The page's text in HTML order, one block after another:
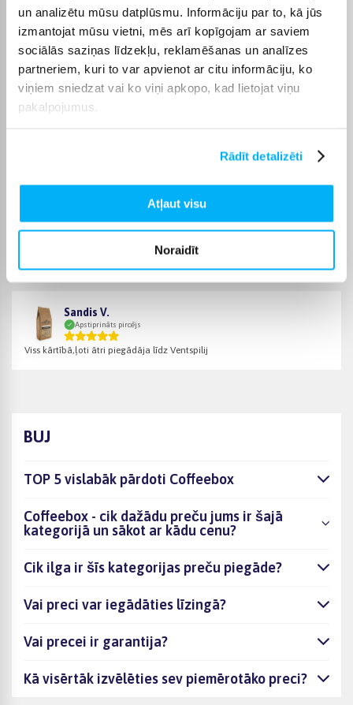
un analizētu mūsu datplūsmu. Informāciju par to, kā jūs
izmantojat mūsu vietni, mēs arī kopīgojam ar saviem
sociālās saziņas līdzekļu, reklamēšanas un analīzes
partneriem, kuri to var apvienot ar citu informāciju, ko
viņiem sniedzat vai ko viņi apkopo, kad lietojat viņu
pakalpojumus.
Rādīt detalizēti
Atļaut visu
Noraidīt
piegādes termiņu vienmēr atradīsiet konkrētās preces lapā.
Izvēloties piemērotu preci no kategorijas Coffeebox, varat
rēķināties ar skaidri norādītu piegādes termiņu un ērtu
saņemšanas veidu. Pasūtīto preci piegādāsim norādītajā laikā,
lai pirkumu internetā varētu saņemt bez liekas kavēšanās.
Armands V.
Sandis V.
Apstiprināts pircējs
Viss kārtībā,ļoti ātri piegādāja līdz Ventspilij
BUJ
TOP 5 vislabāk pārdoti Coffeebox
Coffeebox - cik dažādu preču jums ir šajā
kategorijā un sākot ar kādu cenu?
Cik ilga ir šīs kategorijas preču piegāde?
Vai preci var iegādāties līzingā?
Vai precei ir garantija?
Kā visērtāk izvēlēties sev piemērotāko preci?